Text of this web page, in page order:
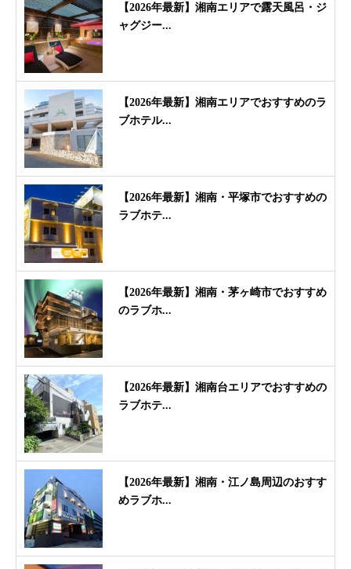
【2026年最新】湘南エリアで露天風呂・ジ
ャグジー...
【2026年最新】湘南エリアでおすすめのラ
ブホテル...
【2026年最新】湘南・平塚市でおすすめの
ラブホテ...
【2026年最新】湘南・茅ヶ崎市でおすすめ
のラブホ...
【2026年最新】湘南台エリアでおすすめの
ラブホテ...
【2026年最新】湘南・江ノ島周辺のおすす
めラブホ...